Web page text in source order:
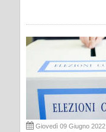
Giovedì 09 Giugno 2022